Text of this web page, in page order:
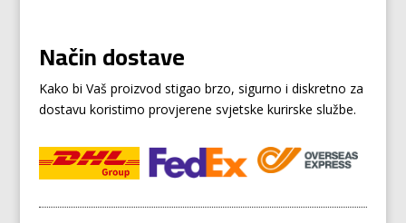
Način dostave
Kako bi Vaš proizvod stigao brzo, sigurno i diskretno za
dostavu koristimo provjerene svjetske kurirske službe.